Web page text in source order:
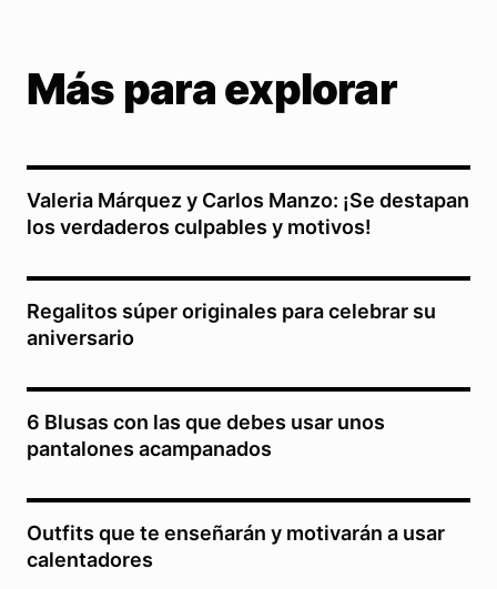
Más para explorar
Valeria Márquez y Carlos Manzo: ¡Se destapan
los verdaderos culpables y motivos!
Regalitos súper originales para celebrar su
aniversario
6 Blusas con las que debes usar unos
pantalones acampanados
Outfits que te enseñarán y motivarán a usar
calentadores